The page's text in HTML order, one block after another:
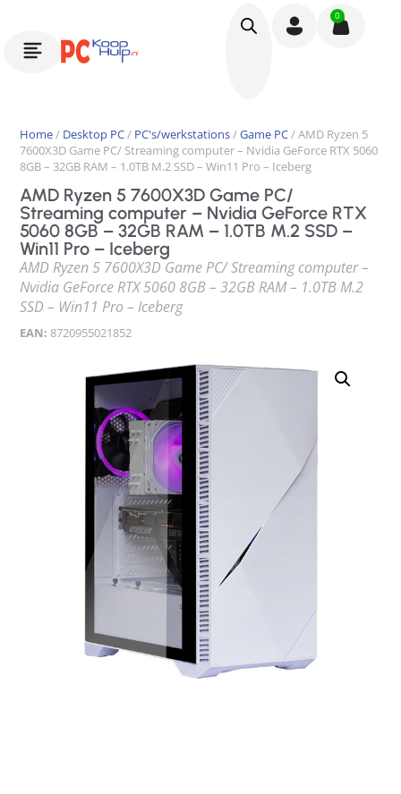
0
Home/ Desktop PC/ PC's/werkstations/Game PC/ AMD Ryzen 5
7600X3D Game PC/ Streaming computer – Nvidia GeForce RTX 5060
8GB – 32GB RAM – 1.0TB M.2 SSD – Win11 Pro – Iceberg
AMD Ryzen 5 7600X3D Game PC/
Streaming computer – Nvidia GeForce RTX
5060 8GB – 32GB RAM – 1.0TB M.2 SSD –
Win11 Pro – Iceberg
AMD Ryzen 5 7600X3D Game PC/ Streaming computer –
Nvidia GeForce RTX 5060 8GB – 32GB RAM – 1.0TB M.2
SSD – Win11 Pro – Iceberg
EAN: 8720955021852